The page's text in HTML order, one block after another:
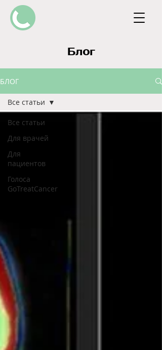
Блог
БЛОГ
Все статьи
Для врачей
Для
пациентов
Голоса
GoTreatCancer
Все статьи